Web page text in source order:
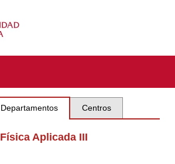
Departamentos Centros
Física Aplicada III